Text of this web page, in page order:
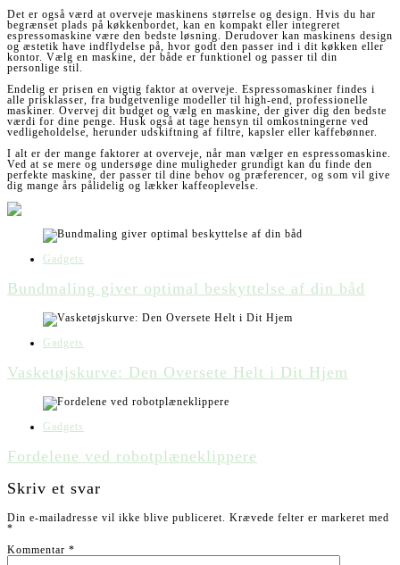
Det er også værd at overveje maskinens størrelse og design. Hvis du har
begrænset plads på køkkenbordet, kan en kompakt eller integreret
espressomaskine være den bedste løsning. Derudover kan maskinens design
og æstetik have indflydelse på, hvor godt den passer ind i dit køkken eller
kontor. Vælg en maskine, der både er funktionel og passer til din
personlige stil.
Endelig er prisen en vigtig faktor at overveje. Espressomaskiner findes i
alle prisklasser, fra budgetvenlige modeller til high-end, professionelle
maskiner. Overvej dit budget og vælg en maskine, der giver dig den bedste
værdi for dine penge. Husk også at tage hensyn til omkostningerne ved
vedligeholdelse, herunder udskiftning af filtre, kapsler eller kaffebønner.
I alt er der mange faktorer at overveje, når man vælger en espressomaskine.
Ved at se mere og undersøge dine muligheder grundigt kan du finde den
perfekte maskine, der passer til dine behov og præferencer, og som vil give
dig mange års pålidelig og lækker kaffeoplevelse.
Gadgets
Bundmaling giver optimal beskyttelse af din båd
Gadgets
Vasketøjskurve: Den Oversete Helt i Dit Hjem
Gadgets
Fordelene ved robotplæneklippere
Skriv et svar
Din e-mailadresse vil ikke blive publiceret. Krævede felter er markeret med
*
Kommentar *